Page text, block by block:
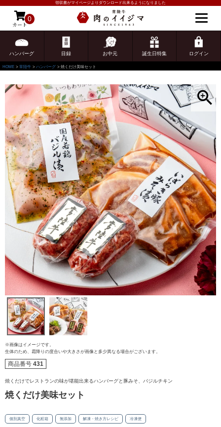
領収書がマイページよりダウンロード出来るようになりました
カート
0
ハンバーグ 目録 お中元 誕生日特集 ログイン
ゲスト 様こんにちは
ログイン
HOME 常陸牛 ハンバーグ 焼くだけ美味セット
※画像はイメージです。
生体のため、霜降りの度合いや大きさが画像と多少異なる場合がございます。
商品番号 431
焼くだけでレストランの味が堪能出来るハンバーグと豚みそ、バジルチキン
焼くだけ美味セット
個別真空 化粧箱 無添加 解凍・焼き方レシピ 冷凍便